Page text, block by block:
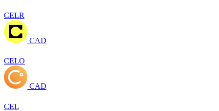
CELR
CAD
CELO
CAD
CEL